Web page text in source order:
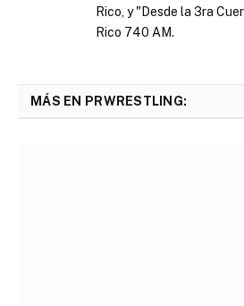
Rico, y "Desde la 3ra
Rico 740 AM.
MÁS EN PRWRESTLING: